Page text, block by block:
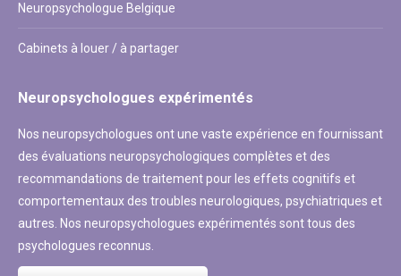
Neuropsychologue Belgique
Cabinets à louer / à partager
Neuropsychologues expérimentés
Nos neuropsychologues ont une vaste expérience en fournissant
des évaluations neuropsychologiques complètes et des
recommandations de traitement pour les effets cognitifs et
comportementaux des troubles neurologiques, psychiatriques et
autres. Nos neuropsychologues expérimentés sont tous des
psychologues reconnus.